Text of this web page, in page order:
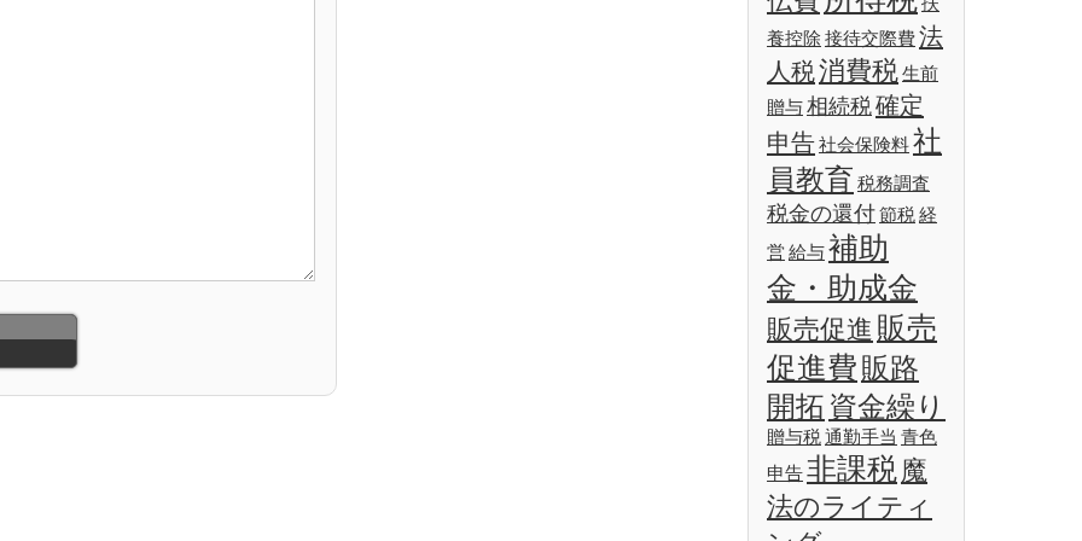
養控除接待交際費法
人税消費税生前
贈与相続税確定
申告社会保険料社
員教育 税務調査
税金の還付節税経
営給与補助
金・助成金
販売促進 販売
促進費販路
開拓 資金繰り
贈与税通勤手当 青色
申告非課税 魔
法のライティ